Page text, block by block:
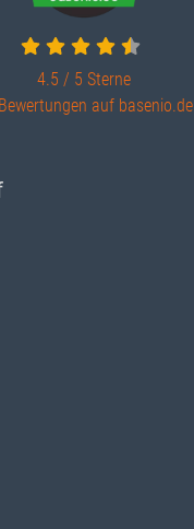
4.5 / 5 Sterne
auf basenio.de